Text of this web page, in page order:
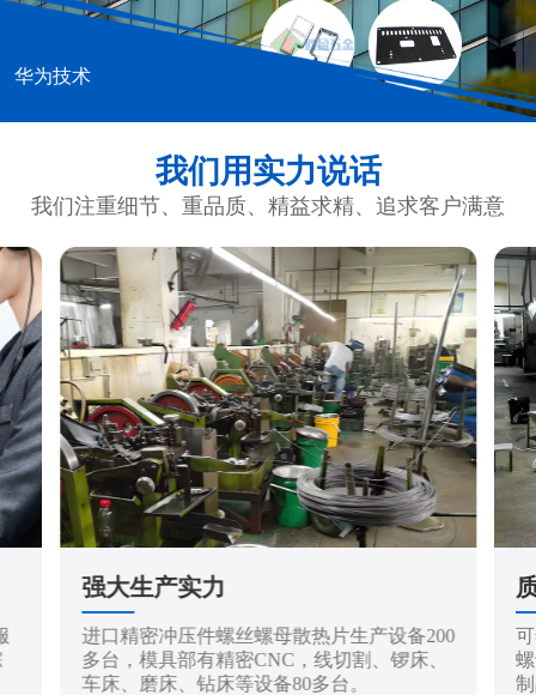
华为技术
我们用实力说话
我们注重细节、重品质、精益求精、追求客户满意
强大生产实力
进口精密冲压件螺丝螺母散热片生产设备200
多台，模具部有精密CNC，线切割、锣床、
车床、磨床、钻床等设备80多台。